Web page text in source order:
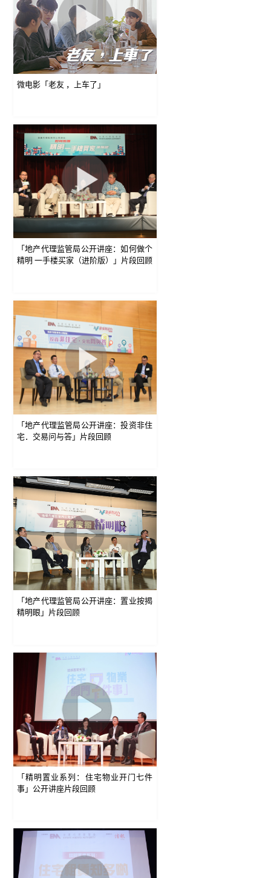
微电影「老友 ，上车了」
「地产代理监管局公开讲座：如何做个
精明 一手楼买家（进阶版）」片段回顾
「地产代理监管局公开讲座：投资非住
宅．交易问与答」片段回顾
「地产代理监管局公开讲座：置业按揭
精明眼」片段回顾
「精明置业系列：住宅物业开门七件
事」公开讲座片段回顾